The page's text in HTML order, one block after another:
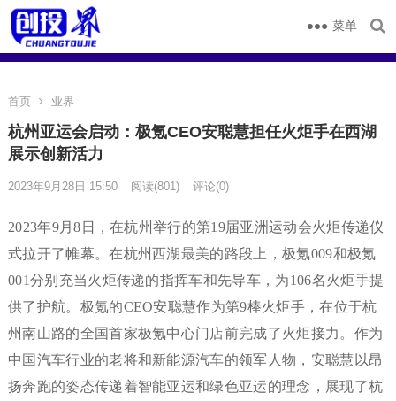
菜单
首页 业界
杭州亚运会启动：极氪CEO安聪慧担任火炬手在西湖
展示创新活力
2023年9月28日 15:50 阅读(801) 评论(0)
2023年9月8日，在杭州举行的第19届亚洲运动会火炬传递仪
式拉开了帷幕。在杭州西湖最美的路段上，极氪009和极氪
001分别充当火炬传递的指挥车和先导车，为106名火炬手提
供了护航。极氪的CEO安聪慧作为第9棒火炬手，在位于杭
州南山路的全国首家极氪中心门店前完成了火炬接力。作为
中国汽车行业的老将和新能源汽车的领军人物，安聪慧以昂
扬奔跑的姿态传递着智能亚运和绿色亚运的理念，展现了杭